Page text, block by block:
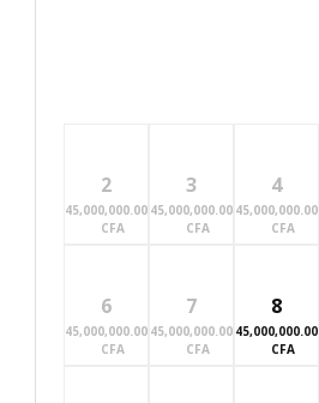
2
45,000,000.00
CFA
3
45,000,000.00
CFA
4
45,000,000.00
CFA
6
45,000,000.00
CFA
7
45,000,000.00
CFA
8
45,000,000.00
CFA